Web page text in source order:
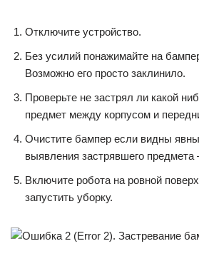
Отключите устройство.
Без усилий понажимайте на
Возможно его просто заклинило.
Проверьте не застрял ли какой
предмет между корпусом и
Очистите бампер если видны
выявления застрявшего предмета
Включите робота на ровной
запустить уборку.